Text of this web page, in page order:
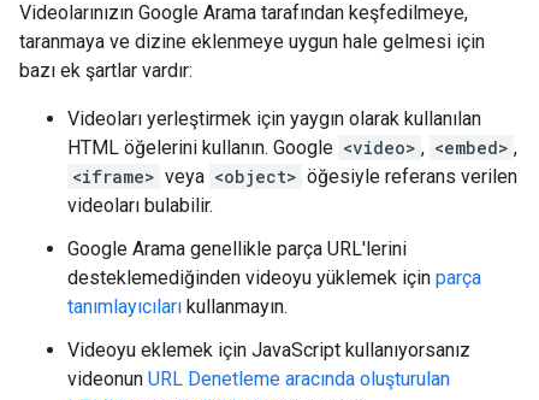
Videolarınızın Google Arama tarafından keşfedilmeye,
taranmaya ve dizine eklenmeye uygun hale gelmesi için
bazı ek şartlar vardır:
Videoları yerleştirmek için yaygın olarak kullanılan
HTML öğelerini kullanın. Google <video> , <embed> ,
<iframe> veya <object> öğesiyle referans verilen
videoları bulabilir.
Google Arama genellikle parça URL'lerini
desteklemediğinden videoyu yüklemek için parça
tanımlayıcıları kullanmayın.
Videoyu eklemek için JavaScript kullanıyorsanız
videonun URL Denetleme aracında oluşturulan